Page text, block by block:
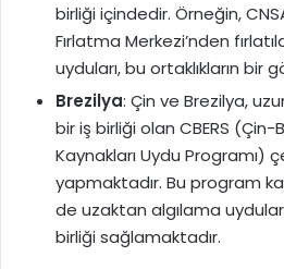
birliği içindedir. Örneğin,
Fırlatma Merkezi’nden
uyduları, bu ortaklıkların bir
Brezilya: Çin ve Brezilya,
bir iş birliği olan CBERS (Çin-
Kaynakları Uydu Programı)
yapmaktadır. Bu program
de uzaktan algılama
birliği sağlamaktadır.